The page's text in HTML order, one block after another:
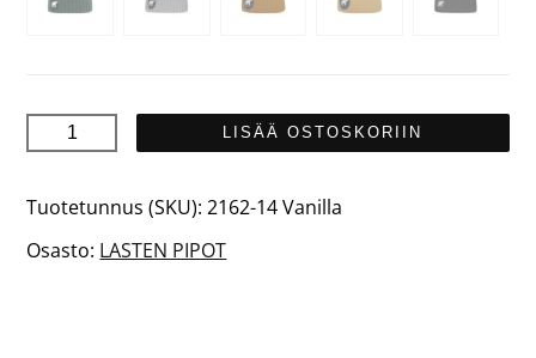
POLAR
määrä
LISÄÄ OSTOSKORIIN
Tuotetunnus (SKU):2162-14 Vanilla
Osasto: LASTEN PIPOT